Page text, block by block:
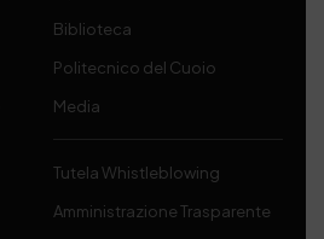
Biblioteca
Politecnico del Cuoio
Media
Tutela Whistleblowing
Amministrazione Trasparente